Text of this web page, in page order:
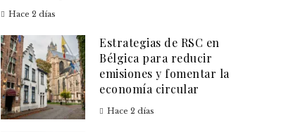
Hace 2 días
Estrategias de RSC en
Bélgica para reducir
emisiones y fomentar la
economía circular
Hace 2 días